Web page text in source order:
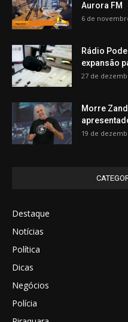
Aurora FM
6 de
Rádio
expansão
27 de
Morre
19 de
Destaque
Notícias
Política
Dicas
Negócios
Polícia